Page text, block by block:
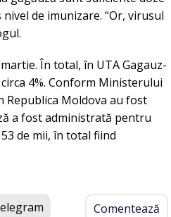
de imunizare. “Or, virusul
În total, în UTA Gagauz-
4%. Conform Ministerului
Republica Moldova au fost
a fost administrată pentru
de mii, în total fiind
Comentează